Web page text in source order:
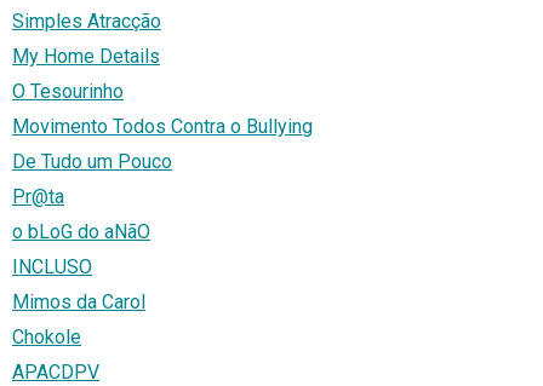
Simples Atracção
My Home Details
O Tesourinho
Movimento Todos Contra o Bullying
De Tudo um Pouco
Pr@ta
o bLoG do aNãO
INCLUSO
Mimos da Carol
Chokole
APACDPV